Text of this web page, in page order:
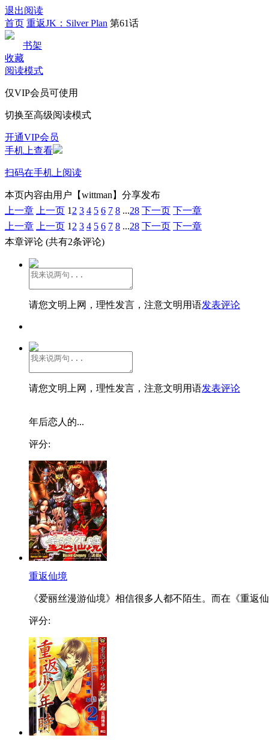
退出阅读
首页 重返JK：Silver Plan 第61话
书架
收藏
阅读模式
仅VIP会员可使用
切换至高级阅读模式
开通VIP会员
手机上查看
扫码在手机上阅读
本页内容由用户【wittman】分享发布
上一章
上一页 1 2 3 4 5 6 7 8 ...28 下一页 下一章
上一章
上一页 1 2 3 4 5 6 7 8 ...28 下一页 下一章
本章评论 (共有2条评论)
请您文明上网，理性发言，注意文明用语发表评论
请您文明上网，理性发言，注意文明用语发表评论
年后恋人的...
评分:
重返仙境
《爱丽丝漫游仙境》相信很多人都不陌生。而在《重返
评分: